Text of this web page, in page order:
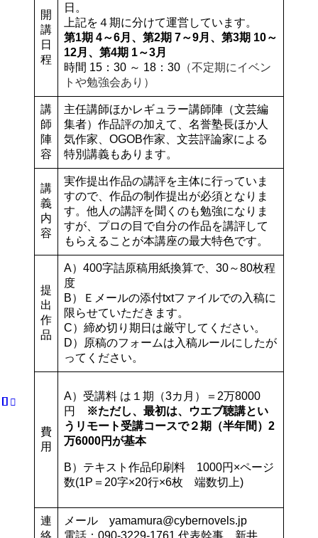
開
講
日
程
日。
上記を４期に分けて運営しています。
第1期 4～6月、第2期 7～9月、第3期 10～
12月、第4期 1～3月
時間 15：30 ～ 18：30 （不定期にイベン
トや勉強会あり）
講
師
陣
容
主任講師ほかレギュラー講師陣（文芸編
集者）作品評の加えて、名誉塾長ほか人
気作家、OGOB作家、文芸評論家による
特別講義もあります。
講
義
内
容
実作提出作品の講評を主体に行っていま
すので、作品の制作提出が必須となりま
す。他人の講評を聞くのも勉強になりま
すが、プロの目で自分の作品を講評して
もらえることが本講座の最大特色です。
提
出
作
品
A）400字詰原稿用紙換算で、30～80枚程
度
B）Ｅメールの添付txtファイルでの入稿に
限らせていただきます。
C）締め切り期日は厳守してください。
D）原稿のフォームは入稿ルールにしたが
ってください。
費
用
A）受講料 は１期（3カ月）＝2万8000
円
※ただし、最初は、ウエブ聴講とい
うリモート受講コースで２期（半年間）2
万6000円が基本
B）テキスト作品印刷料 1000円×ページ
数(1P＝20字×20行×6枚 端数切上)
連
絡
メール yamamura@cybernovels.jp
電話：090-3229-1761 代表幹事 新井